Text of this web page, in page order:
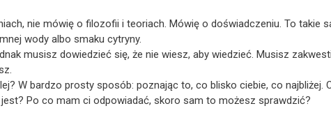
nie mówię o filozofii i teoriach. Mówię o doświadczeniu. To takie
wody albo smaku cytryny.
musisz dowiedzieć się, że nie wiesz, aby wiedzieć. Musisz
W bardzo prosty sposób: poznając to, co blisko ciebie, co najbliżej.
Po co mam ci odpowiadać, skoro sam to możesz sprawdzić?